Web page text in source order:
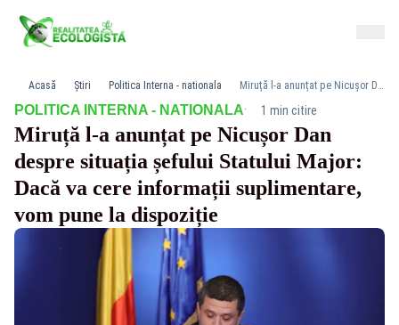
Acasă Știri Politica Interna - nationala Miruță l-a anunțat pe Nicușor Dan despre situația șefului Statului Major: Dacă va cere informații suplimentare, vom pune la dispoziție
POLITICA INTERNA - NATIONALA· 1 min citire
Miruță l-a anunțat pe Nicușor Dan
despre situația șefului Statului Major:
Dacă va cere informații suplimentare,
vom pune la dispoziție